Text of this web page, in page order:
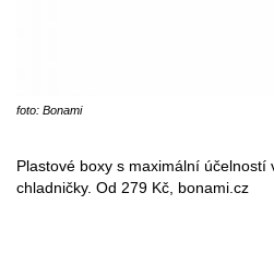
foto: Bonami
Plastové boxy s maximální
chladničky. Od 279 Kč, bonami.cz